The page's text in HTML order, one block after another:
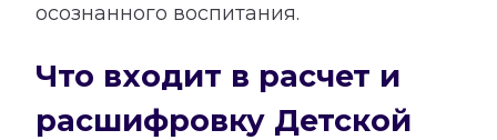
осознанного воспитания.
Что входит в расчет и
расшифровку Детской